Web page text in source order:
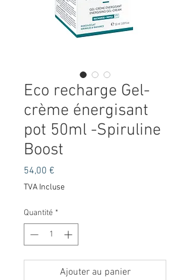
Eco recharge Gel-
crème énergisant
pot 50ml -Spiruline
Boost
54,00 €
TVA Incluse
Quantité *
Ajouter au panier